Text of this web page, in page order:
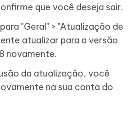
que você deseja sair.
"Geral" > "Atualização de
atualizar para a versão
novamente.
da atualização, você
na sua conta do